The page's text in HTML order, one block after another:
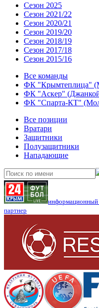
Сезон 2025
Сезон 2021/22
Сезон 2020/21
Сезон 2019/20
Сезон 2018/19
Сезон 2017/18
Сезон 2015/16
Все команды
ФК "Крымтеплица"
ФК "Аскер"
ФК "Спарта-КТ"
Все позиции
Вратари
Защитники
Полузащитники
Нападающие
информационный
партнер